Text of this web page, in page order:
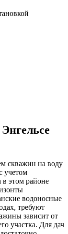
скважин на воду
учетом
в этом районе
водоносные
требуют
зависит от
участка. Для дач